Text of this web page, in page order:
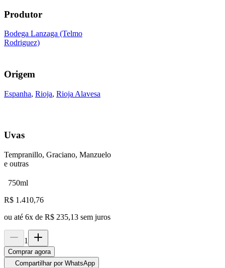
Produtor
Bodega Lanzaga (Telmo
Rodriguez)
Origem
Espanha, Rioja, Rioja Alavesa
Uvas
Tempranillo, Graciano, Manzuelo
e outras
750ml
R$ 1.410,76
ou até 6x de R$ 235,13 sem juros
1
Comprar agora
Compartilhar por WhatsApp